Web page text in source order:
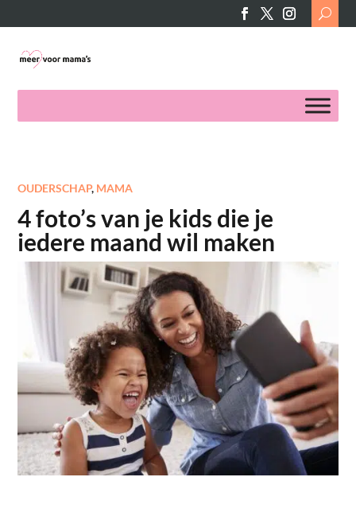
Search
for:
OUDERSCHAP, MAMA
4 foto’s van je kids die je
iedere maand wil maken